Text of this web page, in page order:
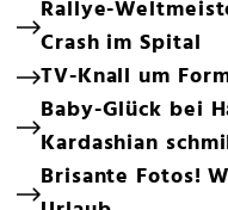
Rallye-
Crash im Spital
TV-Knall um
Baby-Glück bei
Kardashian
Brisante Fotos!